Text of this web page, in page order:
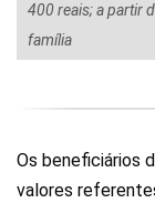
400 reais; a partir
família
Os beneficiários
valores